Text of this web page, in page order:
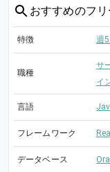
おすすめのフ
特徴 週5
職種
サ
イ
言語
フレームワーク
データベース